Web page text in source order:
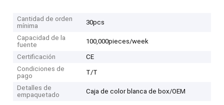
Cantidad de orden
mínima
30pcs
Capacidad de la
fuente
100,000pieces/week
Certificación
CE
Condiciones de
pago
T/T
Detalles de
empaquetado
Caja de color blanca de box/OEM